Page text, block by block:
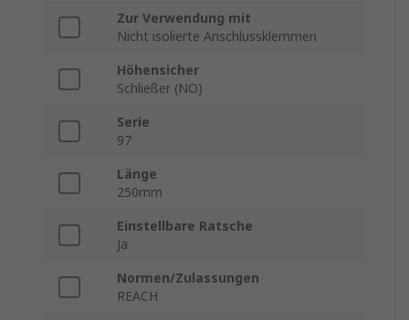
Zur Verwendung mit
Nicht isolierte Anschlussklemmen
Höhensicher
Schließer (NO)
Serie
97
Länge
250mm
Einstellbare Ratsche
Ja
Normen/Zulassungen
REACH